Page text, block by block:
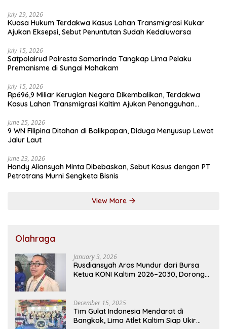
July 29, 2026
Kuasa Hukum Terdakwa Kasus Lahan Transmigrasi Kukar
Ajukan Eksepsi, Sebut Penuntutan Sudah Kedaluwarsa
July 15, 2026
Satpolairud Polresta Samarinda Tangkap Lima Pelaku
Premanisme di Sungai Mahakam
July 15, 2026
Rp696,9 Miliar Kerugian Negara Dikembalikan, Terdakwa
Kasus Lahan Transmigrasi Kaltim Ajukan Penangguhan
June 25, 2026
9 WN Filipina Ditahan di Balikpapan, Diduga Menyusup Lewat
Jalur Laut
June 23, 2026
Handy Aliansyah Minta Dibebaskan, Sebut Kasus dengan PT
Petrotrans Murni Sengketa Bisnis
View More
Olahraga
January 3, 2026
Rusdiansyah Aras Mundur dari Bursa
Ketua KONI Kaltim 2026–2030, Dorong
December 15, 2025
Tim Gulat Indonesia Mendarat di
Bangkok, Lima Atlet Kaltim Siap Ukir